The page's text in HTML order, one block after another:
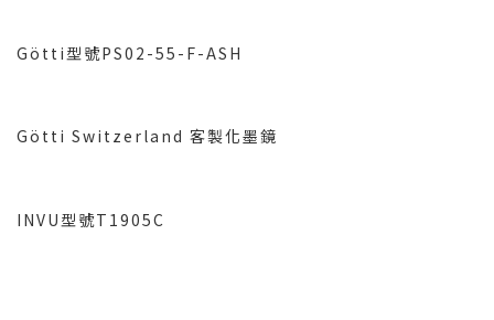
Götti型號PS02-55-F-ASH
Götti Switzerland 客製化墨鏡
INVU型號T1905C